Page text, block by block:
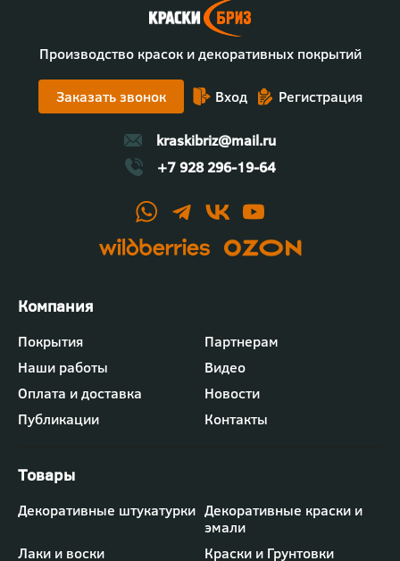
Производство красок и декоративных покрытий
Заказать звонок Вход Регистрация
kraskibriz@mail.ru
+7 928 296-19-64
Футер
-
меню
"Компания"
Покрытия
Партнерам
Наши работы
Видео
Оплата и доставка
Новости
Публикации
Контакты
Футер
-
меню
Декоративные штукатурки Декоративные краски и
эмали
Лаки и воски
Краски и Грунтовки